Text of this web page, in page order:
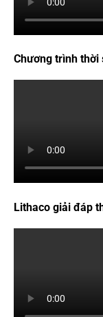
Chương trình
Lithaco giải đáp